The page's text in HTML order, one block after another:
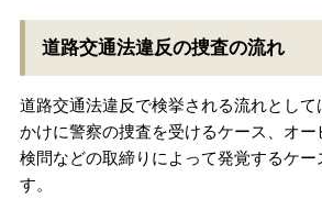
道路交通法違反の捜査の流れ
道路交通法違反で検挙される流れとして
かけに警察の捜査を受けるケース、オー
検問などの取締りによって発覚するケー
す。